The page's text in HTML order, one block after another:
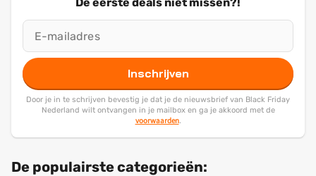
Inschrijven
Door je in te schrijven bevestig je dat je de nieuwsbrief van Black Friday
Nederland wilt ontvangen in je mailbox en ga je akkoord met de
voorwaarden.
De populairste categorieën: